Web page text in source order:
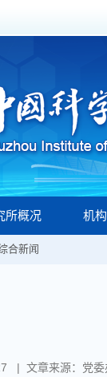
所概况 机
合新闻
| 文章来源：党